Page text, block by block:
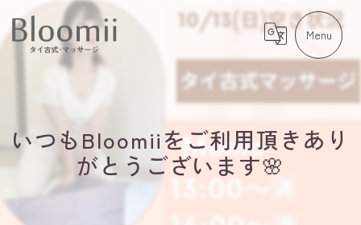
いつもBloomiiをご利用頂きあり
がとうございます🌸